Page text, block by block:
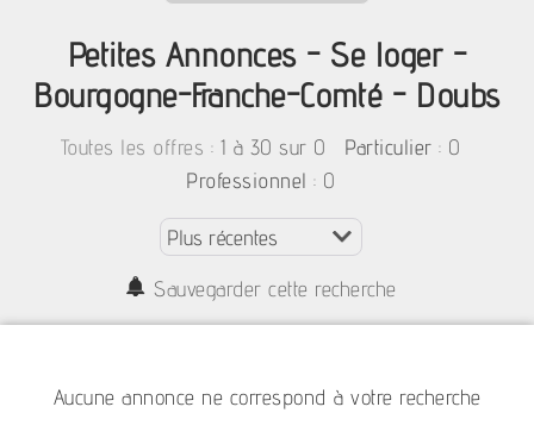
Petites Annonces - Se loger -
Bourgogne-Franche-Comté - Doubs
Toutes les offres : 1 à 30 sur 0 Particulier : 0
Professionnel : 0
Sauvegarder cette recherche
Aucune annonce ne correspond à votre recherche